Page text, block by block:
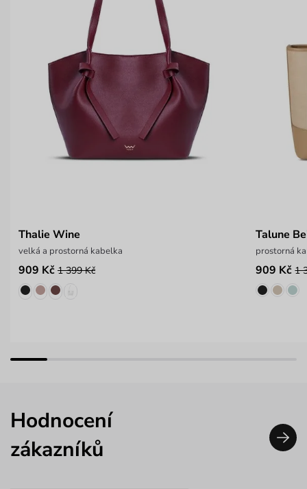
Thalie Wine
velká a prostorná kabelka
909 Kč 1 399 Kč
Talune
prostorná
909 Kč 1
Hodnocení
zákazníků